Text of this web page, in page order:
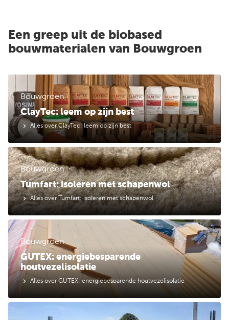
Een greep uit de biobased
bouwmaterialen van Bouwgroen
ClayTec: leem op zijn best
Bouwgroen
Alles over ClayTec: leem op zijn best
Tumfart: isoleren met schapenwol
Bouwgroen
Alles over Tumfart: isoleren met schapenwol
GUTEX: energiebesparende
houtvezelisolatie
Bouwgroen
Alles over GUTEX: energiebesparende houtvezelisolatie